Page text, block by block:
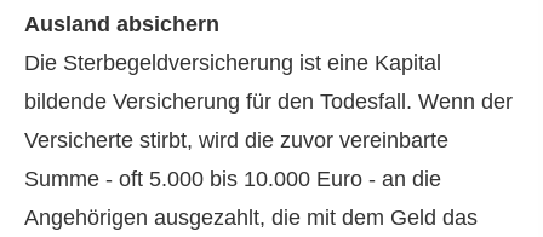
Ausland absichern
Die Ster­be­geldversicherung ist eine Kapital
bildende Versicherung für den Todesfall. Wenn der
Versicherte stirbt, wird die zuvor vereinbarte
Summe - oft 5.000 bis 10.000 Euro - an die
Angehörigen ausgezahlt, die mit dem Geld das